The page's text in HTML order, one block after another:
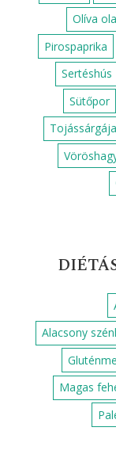
Olíva
Pirospaprika
Sertéshús
Sütőpor
Tojássárgája
Alacsony
Magas